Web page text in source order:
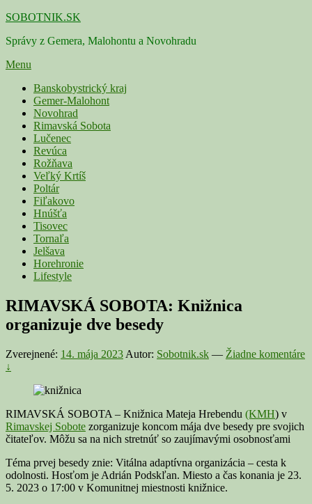
Skip
content
SOBOTNIK.SK
Správy z Gemera, Malohontu a Novohradu
Menu
Primárne
menu
Banskobystrický kraj
Gemer-Malohont
Novohrad
Rimavská Sobota
Lučenec
Revúca
Rožňava
Veľký Krtíš
Poltár
Fiľakovo
Hnúšťa
Tisovec
Tornaľa
Jelšava
Horehronie
Lifestyle
RIMAVSKÁ SOBOTA: Knižnica
organizuje dve besedy
Zverejnené: 14. mája 2023 Autor: Sobotnik.sk — Žiadne komentáre
↓
RIMAVSKÁ SOBOTA – Knižnica Mateja Hrebendu (KMH) v
Rimavskej Sobote zorganizuje koncom mája dve besedy pre svojich
čitateľov. Môžu sa na nich stretnúť so zaujímavými osobnosťami
Téma prvej besedy znie: Vitálna adaptívna organizácia – cesta k
odolnosti. Hosťom je Adrián Podskľan. Miesto a čas konania je 23.
5. 2023 o 17:00 v Komunitnej miestnosti knižnice.